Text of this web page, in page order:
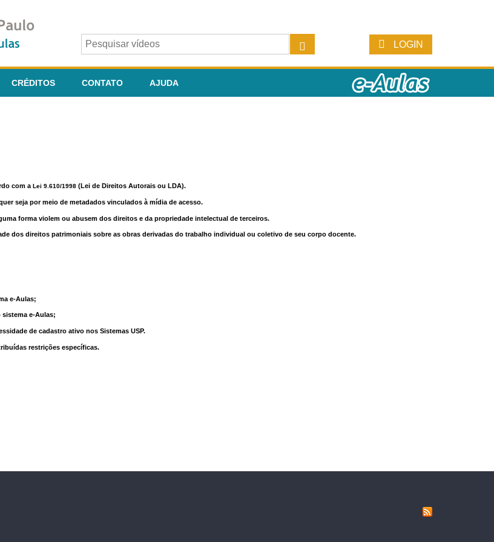
LOGIN
CRÉDITOS CONTATO AJUDA
com a Lei 9.610/1998 (Lei de Direitos Autorais ou LDA).
seja por meio de metadados vinculados à mídia de acesso.
forma violem ou abusem dos direitos e da propriedade intelectual de terceiros.
dos direitos patrimoniais sobre as obras derivadas do trabalho individual ou coletivo de seu corpo docente.
e-Aulas;
e-Aulas;
de cadastro ativo nos Sistemas USP.
restrições específicas.